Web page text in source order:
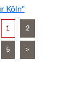
Köln"
1 2
5 >